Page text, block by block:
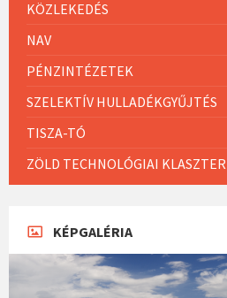
KÖZLEKEDÉS
NAV
PÉNZINTÉZETEK
SZELEKTÍV HULLADÉKGYŰJTÉS
TISZA-TÓ
ZÖLD TECHNOLÓGIAI KLASZTER
KÉPGALÉRIA